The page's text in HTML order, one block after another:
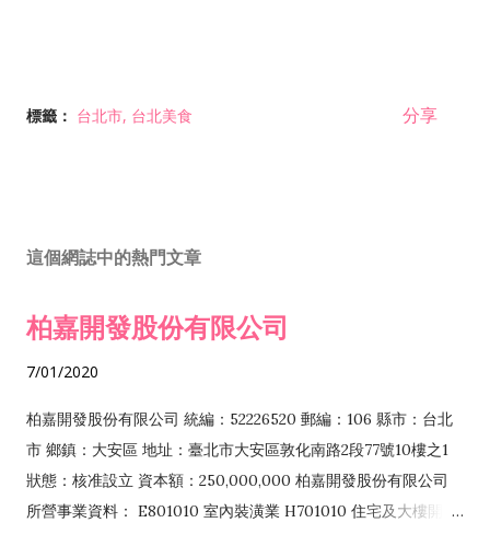
標籤： 台北市 台北美食 分享
這個網誌中的熱門文章
柏嘉開發股份有限公司
7/01/2020
柏嘉開發股份有限公司 統編：52226520 郵編：106 縣市：台北
市 鄉鎮：大安區 地址：臺北市大安區敦化南路2段77號10樓之1
狀態：核准設立 資本額：250,000,000 柏嘉開發股份有限公司
所營事業資料： E801010 室內裝潢業 H701010 住宅及大樓開發